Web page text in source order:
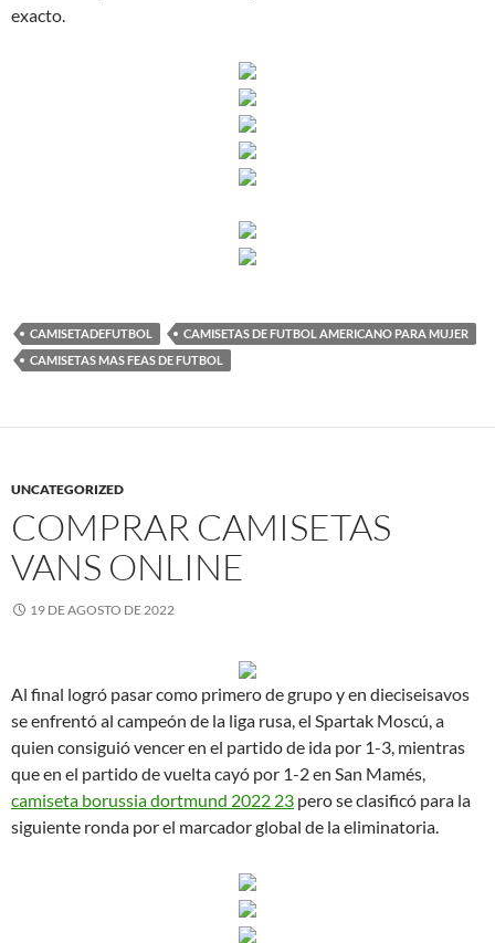
exacto.
CAMISETADEFUTBOL
CAMISETAS DE FUTBOL AMERICANO PARA MUJER
CAMISETAS MAS FEAS DE FUTBOL
UNCATEGORIZED
COMPRAR CAMISETAS
VANS ONLINE
19 DE AGOSTO DE 2022
Al final logró pasar como primero de grupo y en dieciseisavos
se enfrentó al campeón de la liga rusa, el Spartak Moscú, a
quien consiguió vencer en el partido de ida por 1-3, mientras
que en el partido de vuelta cayó por 1-2 en San Mamés,
camiseta borussia dortmund 2022 23 pero se clasificó para la
siguiente ronda por el marcador global de la eliminatoria.